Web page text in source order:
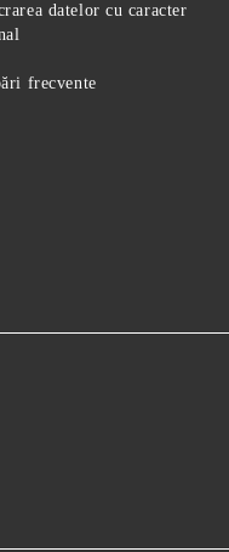
datelor cu caracter
frecvente